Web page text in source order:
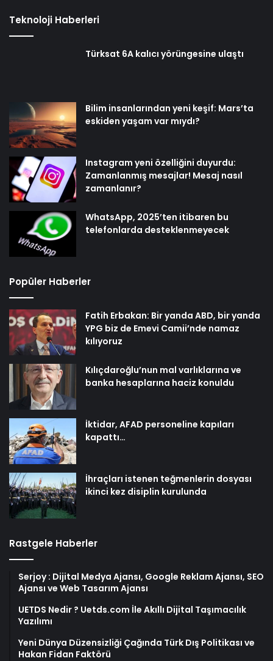
Teknoloji Haberleri
Türksat 6A kalıcı yörüngesine ulaştı
Bilim insanlarından yeni keşif: Mars’ta
eskiden yaşam var mıydı?
Instagram yeni özelliğini duyurdu:
Zamanlanmış mesajlar! Mesaj nasıl
zamanlanır?
WhatsApp, 2025’ten itibaren bu
telefonlarda desteklenmeyecek
Popüler Haberler
Fatih Erbakan: Bir yanda ABD, bir yanda
YPG biz de Emevi Camii’nde namaz
kılıyoruz
Kılıçdaroğlu’nun mal varlıklarına ve
banka hesaplarına haciz konuldu
İktidar, AFAD personeline kapıları
kapattı…
İhraçları istenen teğmenlerin dosyası
ikinci kez disiplin kurulunda
Rastgele Haberler
Serjoy : Dijital Medya Ajansı, Google Reklam Ajansı, SEO
Ajansı ve Web Tasarım Ajansı
UETDS Nedir ? Uetds.com İle Akıllı Dijital Taşımacılık
Yazılımı
Yeni Dünya Düzensizliği Çağında Türk Dış Politikası ve
Hakan Fidan Faktörü